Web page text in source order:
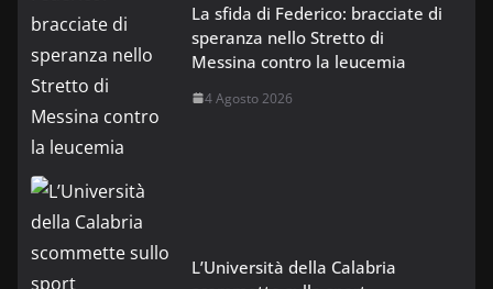
La sfida di Federico: bracciate di
speranza nello Stretto di
Messina contro la leucemia
4 Agosto 2026
L’Università della Calabria